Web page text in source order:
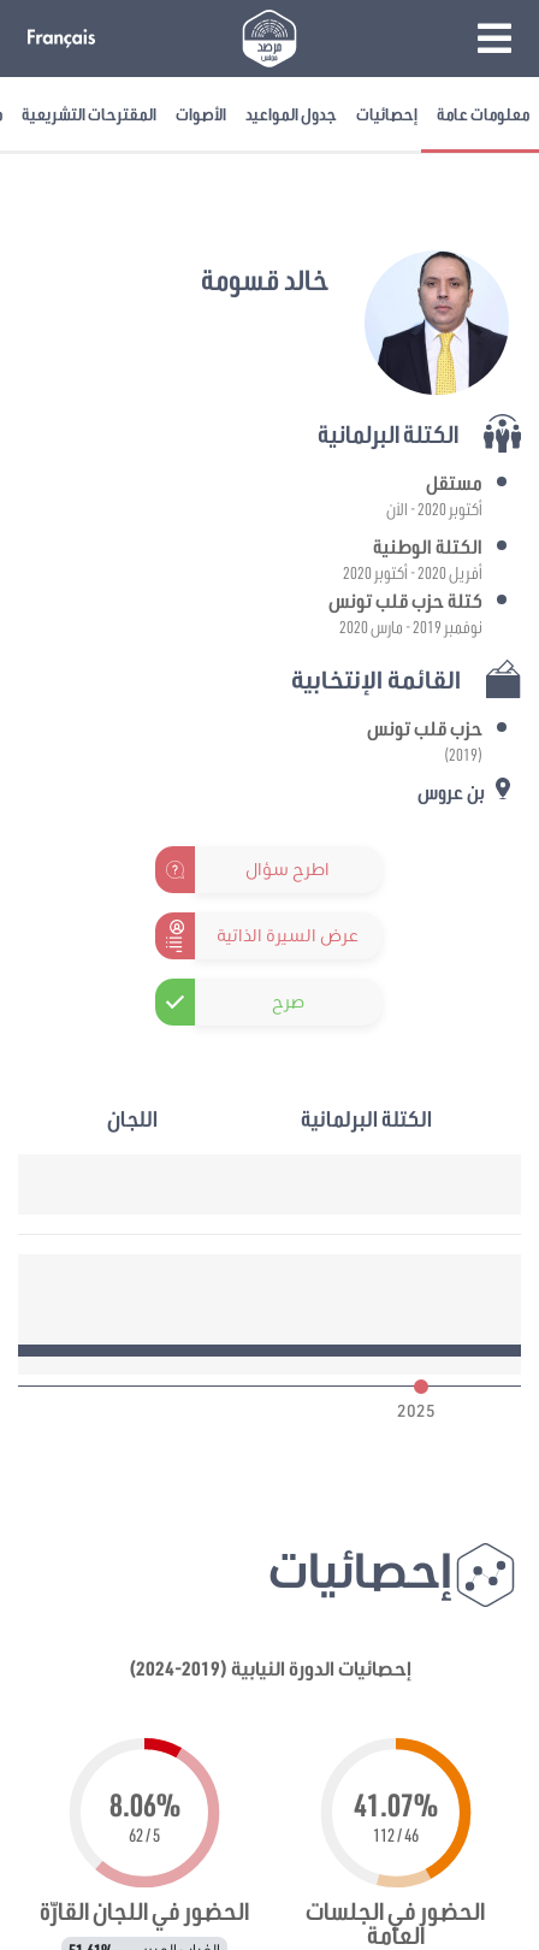
معلومات عامة إحصائيات جدول المواعيد الأصوات المقترحات التشريعية
خالد قسومة
الكتلة البرلمانية
مستقل
أكتوبر 2020 - الآن
الكتلة الوطنية
أفريل 2020 - أكتوبر 2020
كتلة حزب قلب تونس
نوفمبر 2019 - مارس 2020
القائمة الإنتخابية
حزب قلب تونس
(2019)
بن عروس
اطرح سؤال
عرض السيرة الذاتية
صرح
الكتلة البرلمانية اللجان
2025
إحصائيات
إحصائيات الدورة النيابية (2019-2024)
41.07%
46 / 112
الحضور في الجلسات
العامة
8.06%
5 / 62
الحضور في اللجان القارّة